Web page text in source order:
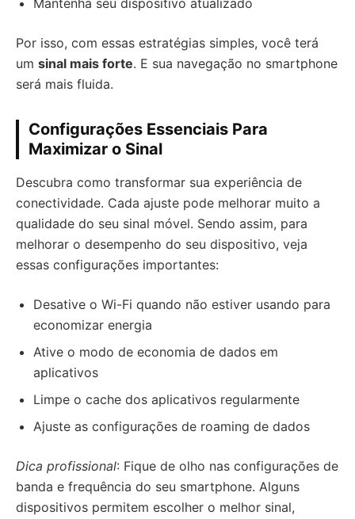
Mantenha seu dispositivo atualizado
Por isso, com essas estratégias simples, você terá
um sinal mais forte. E sua navegação no smartphone
será mais fluida.
Configurações Essenciais Para
Maximizar o Sinal
Descubra como transformar sua experiência de
conectividade. Cada ajuste pode melhorar muito a
qualidade do seu sinal móvel. Sendo assim, para
melhorar o desempenho do seu dispositivo, veja
essas configurações importantes:
Desative o Wi-Fi quando não estiver usando para
economizar energia
Ative o modo de economia de dados em
aplicativos
Limpe o cache dos aplicativos regularmente
Ajuste as configurações de roaming de dados
Dica profissional: Fique de olho nas configurações de
banda e frequência do seu smartphone. Alguns
dispositivos permitem escolher o melhor sinal,